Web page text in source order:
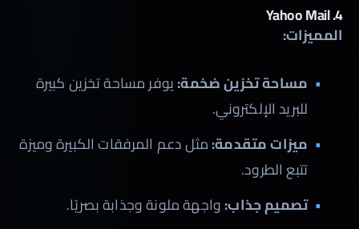
4.
Yahoo Mail
المميزات:
مساحة تخزين ضخمة:يوفر مساحة تخزين كبيرة
للبريد الإلكتروني.
ميزات متقدمة:مثل دعم المرفقات الكبيرة وميزة
تتبع الطرود.
تصميم جذاب:واجهة ملونة وجذابة بصريًا.